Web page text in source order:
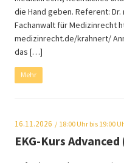
die Hand geben. Referent:
Fachanwalt für Medizinrecht
medizinrecht.de/krahnert/
das […]
Mehr
16.11.2026 18:00 Uhr bis 19:00
EKG-Kurs